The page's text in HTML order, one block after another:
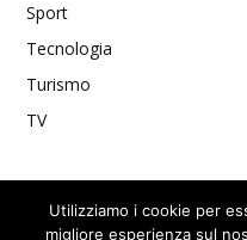
Sport
Tecnologia
Turismo
TV
Utilizziamo i cookie per
migliore esperienza sul